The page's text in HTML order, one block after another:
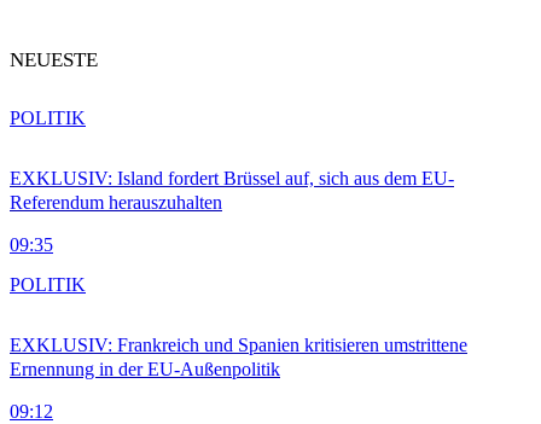
NEUESTE
EXKLUSIV: Island fordert Brüssel auf, sich aus dem EU-
Referendum herauszuhalten
09:35
POLITIK
EXKLUSIV: Frankreich und Spanien kritisieren umstrittene
Ernennung in der EU-Außenpolitik
09:12
POLITIK